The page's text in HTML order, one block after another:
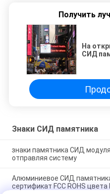
Получить
На
СИД
Знаки СИД памятника
знаки памятника СИД
отправляя систему
Алюминиевое СИД
сертификат FCC ROHS цвета